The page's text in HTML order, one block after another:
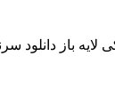
لایه باز دانلود